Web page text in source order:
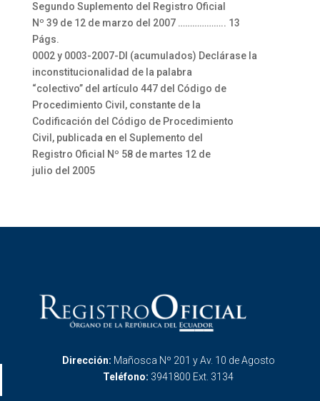
Segundo Suplemento del Registro Oficial
Nº 39 de 12 de marzo del 2007 ……………….. 13
Págs.
0002 y 0003-2007-DI (acumulados) Declárase la
inconstitucionalidad de la palabra
“colectivo” del artículo 447 del Código de
Procedimiento Civil, constante de la
Codificación del Código de Procedimiento
Civil, publicada en el Suplemento del
Registro Oficial Nº 58 de martes 12 de
julio del 2005
Dirección: Mañosca Nº 201 y Av. 10 de Agosto
Teléfono: 3941800 Ext. 3134